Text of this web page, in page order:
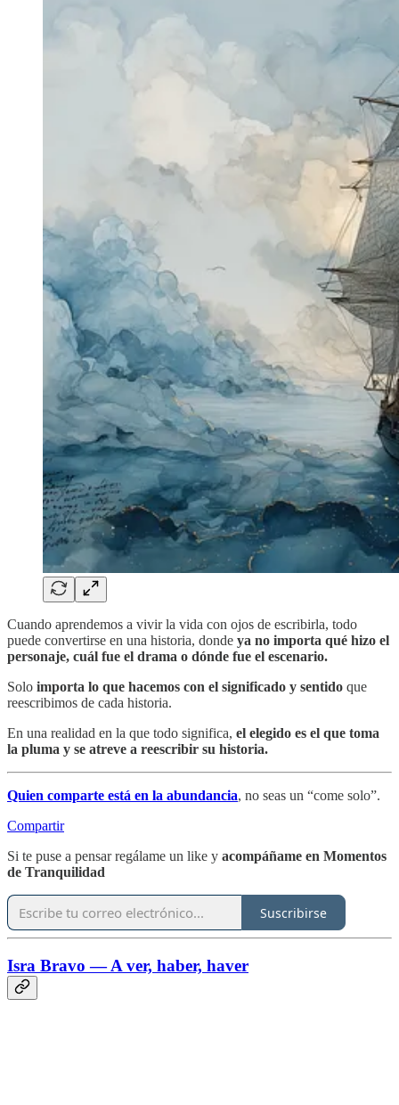
Cuando aprendemos a vivir la vida con ojos de escribirla, todo
puede convertirse en una historia, donde ya no importa qué hizo el
personaje, cuál fue el drama o dónde fue el escenario.
Solo importa lo que hacemos con el significado y sentido que
reescribimos de cada historia.
En una realidad en la que todo significa, el elegido es el que toma
la pluma y se atreve a reescribir su historia.
Quien comparte está en la abundancia, no seas un “come solo”.
Compartir
Si te puse a pensar regálame un like y acompáñame en Momentos
de Tranquilidad
Suscribirse
Isra Bravo — A ver, haber, haver